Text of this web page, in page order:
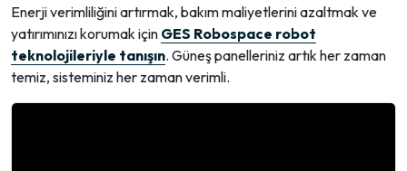
Enerji verimliliğini artırmak, bakım maliyetlerini azaltmak ve
yatırımınızı korumak için GES Robospace robot
teknolojileriyle tanışın. Güneş panelleriniz artık her zaman
temiz, sisteminiz her zaman verimli.